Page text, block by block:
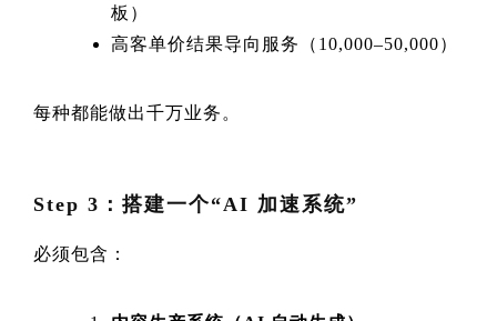
板）
高客单价结果导向服务（10,000–50,000）
每种都能做出千万业务。
Step 3：搭建一个“AI 加速系统”
必须包含：